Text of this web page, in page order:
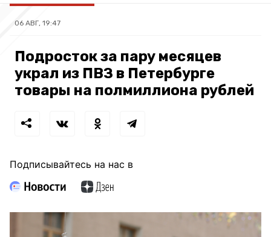
06 АВГ, 19:47
Подросток за пару месяцев
украл из ПВЗ в Петербурге
товары на полмиллиона рублей
Подписывайтесь на нас в